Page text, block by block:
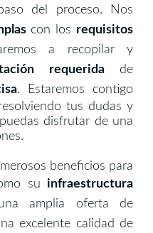
del proceso. Nos
con los requisitos
a recopilar y
requeridade
. Estaremos contigo
tus dudas y
disfrutar de una
beneficios para
su infraestructura
amplia oferta de
excelente calidad de